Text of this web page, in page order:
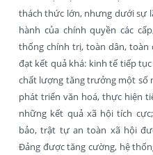
thách thức lớn, nhưng dưới sự
hành của chính quyền các
thống chính trị, toàn dân,
đạt kết quả khá: kinh tế tiếp
chất lượng tăng trưởng một số
phát triển văn hoá, thực hiện
những kết quả xã hội tích
bảo, trật tự an toàn xã hội
Đảng được tăng cường, hệ